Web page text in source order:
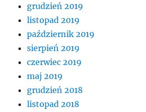
grudzień 2019
listopad 2019
październik 2019
sierpień 2019
czerwiec 2019
maj 2019
grudzień 2018
listopad 2018